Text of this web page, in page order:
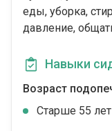
еды, уборка,
давление,
Навыки
Возраст
Cтарше 55 лет